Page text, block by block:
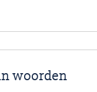
woorden